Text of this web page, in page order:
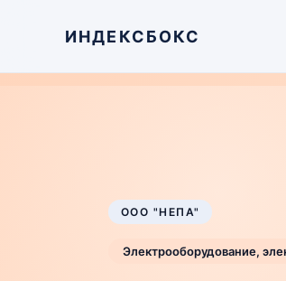
ИНДЕКСБОКС
ООО "НЕПА"
Электрооборудование,